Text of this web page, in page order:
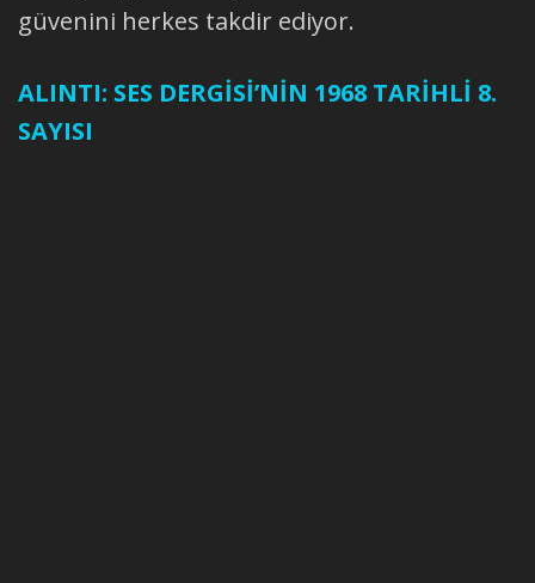
güvenini herkes takdir ediyor.
ALINTI: SES DERGİSİ’NİN 1968 TARİHLİ 8.
SAYISI